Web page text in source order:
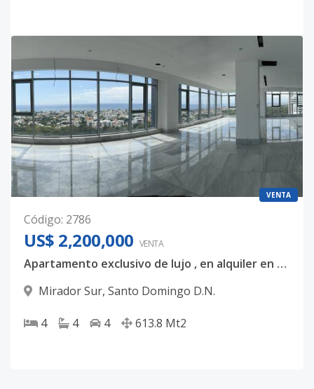
VENTA
Código: 2786
US$ 2,200,000 VENTA
Apartamento exclusivo de lujo , en alquiler en mirador sur, Torre Anacaona 27, 4 habitaciones con sus baños USD$12,000
Mirador Sur, Santo Domingo D.N.
4 4 4 613.8 Mt2